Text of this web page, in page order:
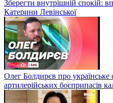
Зберегти внутрішній спокій:
Катерини Левінської
Олег Болдирєв про українське
артилерійських боєприпасів